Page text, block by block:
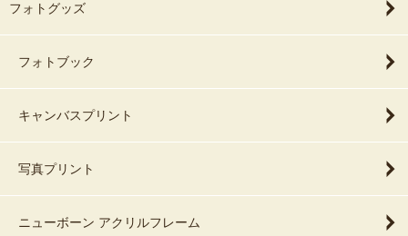
フォトグッズ
フォトブック
キャンバスプリント
写真プリント
ニューボーン アクリルフレーム